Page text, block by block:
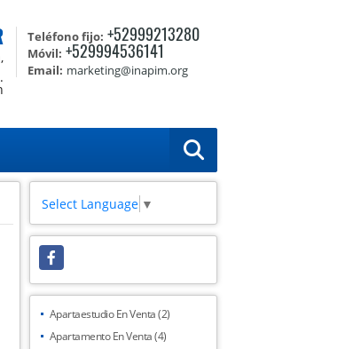
Teléfono fijo: +52999213280
Móvil: +529994536141
Email: marketing@inapim.org
Select Language ▼
Facebook
Apartaestudio En Venta (2)
Apartamento En Venta (4)